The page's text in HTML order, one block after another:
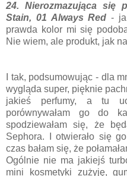
24. Nierozmazująca się
Stain, 01 Always Red -
prawda kolor mi się
Nie wiem, ale produkt, jak
I tak, podsumowując - dla
wygląda super, pięknie
jakieś perfumy, a tu
porównywałam go do
spodziewałam się, że
Sephora. I otwierało się
czas bałam się, że
Ogólnie nie ma jakiejś
mini kosmetyki zużyję,